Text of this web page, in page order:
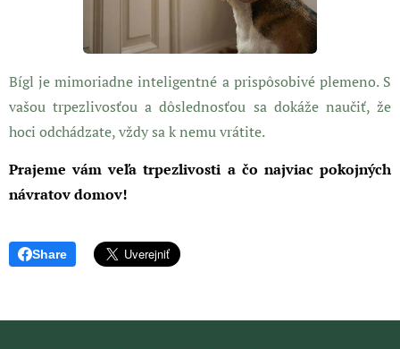
Bígl je mimoriadne inteligentné a prispôsobivé plemeno. S
vašou trpezlivosťou a dôslednosťou sa dokáže naučiť, že
hoci odchádzate, vždy sa k nemu vrátite.
Prajeme vám veľa trpezlivosti a čo najviac pokojných
návratov domov!
Share